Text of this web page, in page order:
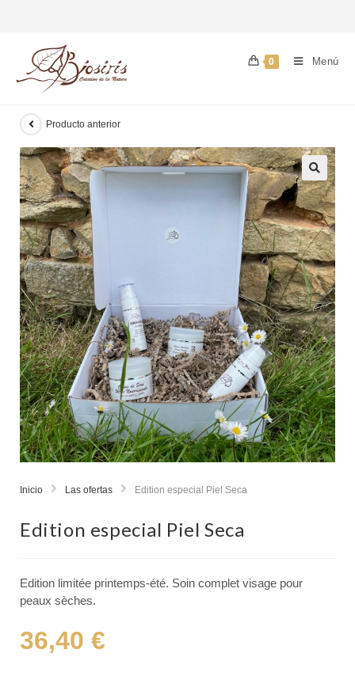
0 Menú
Producto anterior
Inicio Las ofertas Edition especial Piel Seca
Edition especial Piel Seca
Edition limitée printemps-été. Soin complet visage pour
peaux sèches.
36,40 €